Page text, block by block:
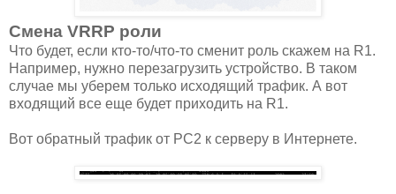
Смена VRRP роли
Что будет, если кто-то/что-то сменит роль скажем на R1.
Например, нужно перезагрузить устройство. В таком
случае мы уберем только исходящий трафик. А вот
входящий все еще будет приходить на R1.
Вот обратный трафик от PC2 к серверу в Интернете.